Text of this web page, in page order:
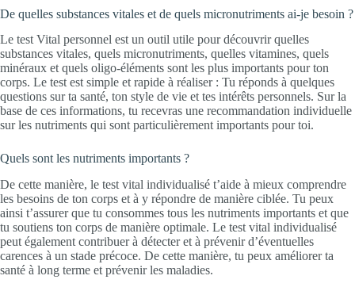
De quelles substances vitales et de quels micronutriments ai-je besoin ?
Le test Vital personnel est un outil utile pour découvrir quelles
substances vitales, quels micronutriments, quelles vitamines, quels
minéraux et quels oligo-éléments sont les plus importants pour ton
corps. Le test est simple et rapide à réaliser : Tu réponds à quelques
questions sur ta santé, ton style de vie et tes intérêts personnels. Sur la
base de ces informations, tu recevras une recommandation individuelle
sur les nutriments qui sont particulièrement importants pour toi.
Quels sont les nutriments importants ?
De cette manière, le test vital individualisé t’aide à mieux comprendre
les besoins de ton corps et à y répondre de manière ciblée. Tu peux
ainsi t’assurer que tu consommes tous les nutriments importants et que
tu soutiens ton corps de manière optimale. Le test vital individualisé
peut également contribuer à détecter et à prévenir d’éventuelles
carences à un stade précoce. De cette manière, tu peux améliorer ta
santé à long terme et prévenir les maladies.